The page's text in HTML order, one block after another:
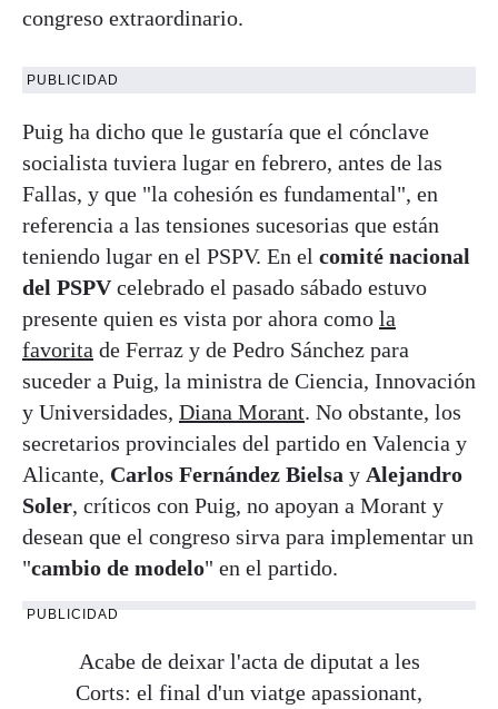
congreso extraordinario.
PUBLICIDAD
Puig ha dicho que le gustaría que el cónclave
socialista tuviera lugar en febrero, antes de las
Fallas, y que "la cohesión es fundamental", en
referencia a las tensiones sucesorias que están
teniendo lugar en el PSPV. En el comité nacional
del PSPVcelebrado el pasado sábado estuvo
presente quien es vista por ahora como la
favorita de Ferraz y de Pedro Sánchez para
suceder a Puig, la ministra de Ciencia, Innovación
y Universidades, Diana Morant. No obstante, los
secretarios provinciales del partido en Valencia y
Alicante, Carlos Fernández Bielsa y Alejandro
Soler, críticos con Puig, no apoyan a Morant y
desean que el congreso sirva para implementar un
"cambio de modelo" en el partido.
PUBLICIDAD
Acabe de deixar l'acta de diputat a les
Corts: el final d'un viatge apassionant,